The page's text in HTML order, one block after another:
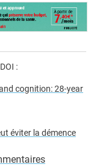
:
cognition: 28-year
éviter la démence